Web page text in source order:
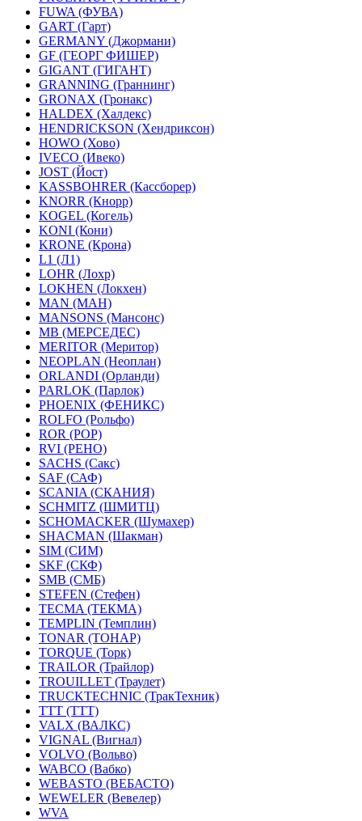
FUWA (ФУВА)
GART (Гарт)
GERMANY (Джормани)
GF (ГЕОРГ ФИШЕР)
GIGANT (ГИГАНТ)
GRANNING (Граннинг)
GRONAX (Гронакс)
HALDEX (Халдекс)
HENDRICKSON (Хендриксон)
HOWO (Хово)
IVECO (Ивеко)
JOST (Йост)
KASSBOHRER (Касcборер)
KNORR (Кнорр)
KOGEL (Когель)
KONI (Кони)
KRONE (Крона)
L1 (Л1)
LOHR (Лохр)
LOKHEN (Локхен)
MAN (МАН)
MANSONS (Мансонс)
MB (МЕРСЕДЕС)
MERITOR (Меритор)
NEOPLAN (Неоплан)
ORLANDI (Орланди)
PARLOK (Парлок)
PHOENIX (ФЕНИКС)
ROLFO (Рольфо)
ROR (РОР)
RVI (РЕНО)
SACHS (Сакс)
SAF (САФ)
SCANIA (СКАНИЯ)
SCHMITZ (ШМИТЦ)
SCHOMACKER (Шумахер)
SHACMAN (Шакман)
SIM (СИМ)
SKF (СКФ)
SMB (СМБ)
STEFEN (Стефен)
TECMA (ТЕКМА)
TEMPLIN (Темплин)
TONAR (ТОНАР)
TORQUE (Торк)
TRAILOR (Трайлор)
TROUILLET (Траулет)
TRUCKTECHNIC (ТракТехник)
TTT (ТТТ)
VALX (ВАЛКС)
VIGNAL (Вигнал)
VOLVO (Вольво)
WABCO (Вабко)
WEBASTO (ВЕБАСТО)
WEWELER (Вевелер)
WVA